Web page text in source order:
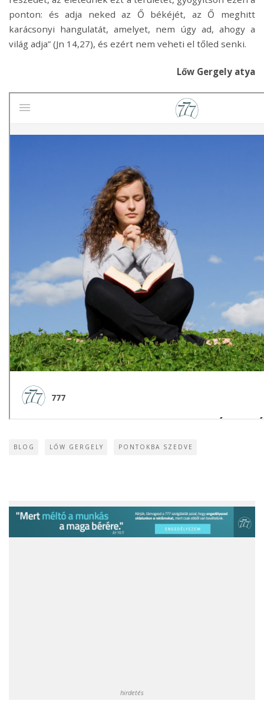
ponton: és adja neked az Ő békéjét, az Ő meghitt
karácsonyi hangulatát, amelyet, nem úgy ad, ahogy a
világ adja” (Jn 14,27), és ezért nem veheti el tőled senki.
Lőw Gergely atya
BLOG LŐW GERGELY PONTOKBA SZEDVE
hirdetés